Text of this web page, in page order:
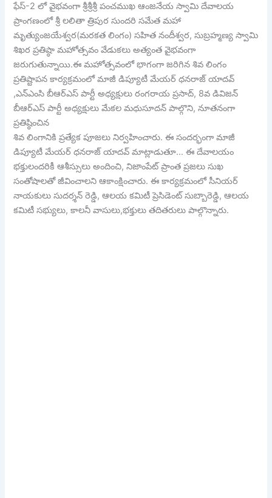
ఫేస్-2 లో వైభవంగా శ్రీశ్రీశ్రీ పంచముఖ ఆంజనేయ స్వామి దేవాలయ
ప్రాంగణంలో శ్రీ లలితా త్రిపుర సుందరి సమేత మహా
మృత్యుంజయేశ్వర(మరకత లింగం) సహిత నందీశ్వర, సుబ్రహ్మణ్య స్వామి
శిఖర ప్రతిష్ఠా మహోత్సవం వేడుకలు అత్యంత వైభవంగా
జరుగుతున్నాయి.ఈ మహోత్సవంలో భాగంగా జరిగిన శివ లింగం
ప్రతిష్టాపన కార్యక్రమంలో మాజీ డిప్యూటీ మేయర్ ధనరాజ్ యాదవ్
,ఎన్ఎంసి బీఆర్ఎస్ పార్టీ అధ్యక్షులు రంగరాయ ప్రసాద్, 8వ డివిజన్
బీఆర్ఎస్ పార్టీ అధ్యక్షులు మేకల మధుసూదన్ పాల్గొని, నూతనంగా
ప్రతిష్ఠించిన
శివ లింగానికి ప్రత్యేక పూజలు నిర్వహించారు. ఈ సందర్భంగా మాజీ
డిప్యూటీ మేయర్ ధనరాజ్ యాదవ్ మాట్లాడుతూ… ఈ దేవాలయం
భక్తులందరికీ ఆశీస్సులు అందించి, నిజాంపేట్ ప్రాంత ప్రజలు సుఖ
సంతోషాలతో జీవించాలని ఆకాంక్షించారు. ఈ కార్యక్రమంలో సీనియర్
నాయకులు సుదర్శన్ రెడ్డి, ఆలయ కమిటీ ప్రెసిడెంట్ సుబ్బారెడ్డి, ఆలయ
కమిటీ సభ్యులు, కాలనీ వాసులు,భక్తులు తదితరులు పాల్గొన్నారు.